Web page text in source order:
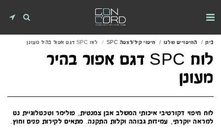
בית החיפויים שלנו חיפוי קיר/רצפה SPC לוח SPC דגם אפור בהיר מעונן
לוח SPC דגם אפור בהיר
מעונן
לוח חיפוי דקורטיבי איכותי המשלב אבן צמנטית, פולימר וטכנולוגיית ננו
למראה יוקרתי, עמידות גבוהה וקלות התקנה. מתאים לקירות פנים וחוץ.